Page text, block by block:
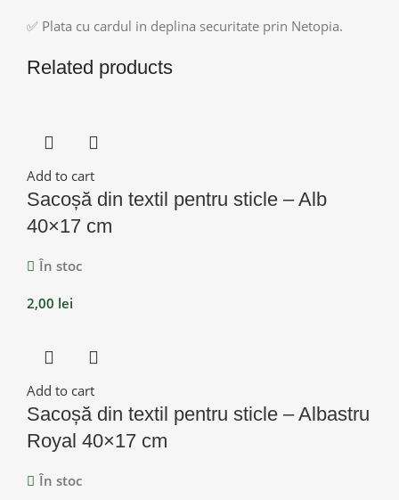
✅ Plata cu cardul in deplina securitate prin Netopia.
Related products
Add to cart
Sacoșă din textil pentru sticle – Alb
40×17 cm
În stoc
2,00 lei
Add to cart
Sacoșă din textil pentru sticle – Albastru
Royal 40×17 cm
În stoc